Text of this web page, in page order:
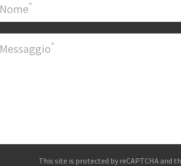
Nome*
Messaggio*
This site is protected by reCAPTCHA and